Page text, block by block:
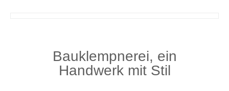
Bauklempnerei, ein
Handwerk mit Stil